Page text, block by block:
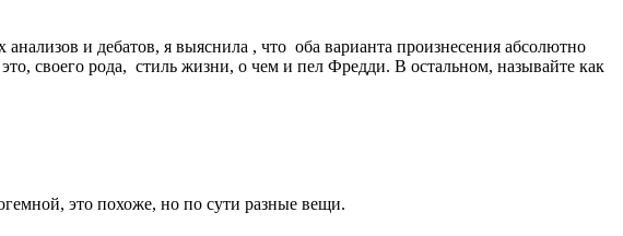
и дебатов, я выяснила , что оба варианта произнесения абсолютно
своего рода, стиль жизни, о чем и пел Фредди. В остальном, называйте как
это похоже, но по сути разные вещи.